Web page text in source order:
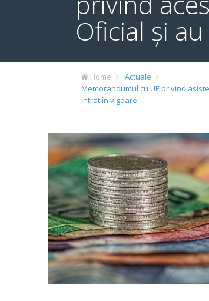
Oficial și
Home
Actuale
Memorandumul cu UE privind
intrat în vigoare